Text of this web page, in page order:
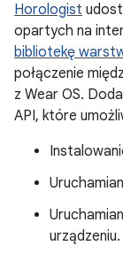
Horologist
opartych na
bibliotekę
połączenie
z Wear OS.
API, które
urządzeniu.